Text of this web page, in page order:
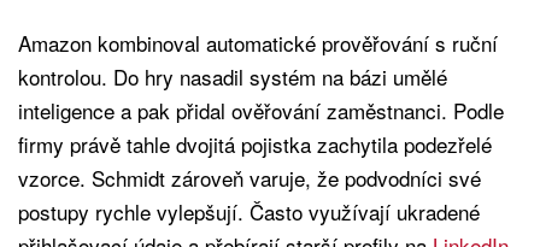
Amazon kombinoval automatické prověřování s ruční
kontrolou. Do hry nasadil systém na bázi umělé
inteligence a pak přidal ověřování zaměstnanci. Podle
firmy právě tahle dvojitá pojistka zachytila podezřelé
vzorce. Schmidt zároveň varuje, že podvodníci své
postupy rychle vylepšují. Často využívají ukradené